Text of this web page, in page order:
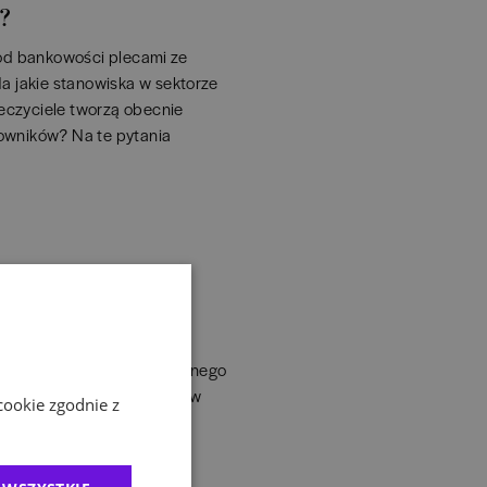
bankowości plecami ze
jakie stanowiska w sektorze
tworzą obecnie
Na te pytania
w
potrzebuje do sprawnego
szczególnie w
zgodnie z